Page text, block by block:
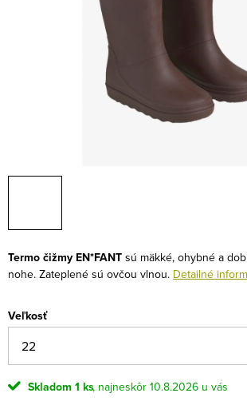
Termo čižmy EN*FANT sú mäkké, ohybné a
nohe. Zateplené sú ovčou vlnou. Detailné
Veľkosť
Skladom 1 ks
10.8.2026